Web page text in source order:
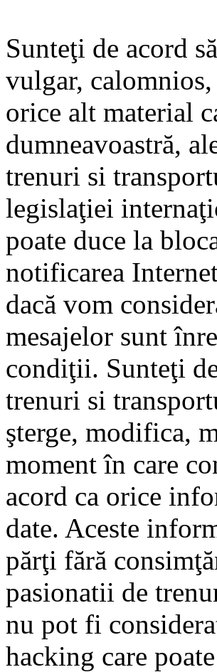
Sunteţi de acord
vulgar, calomnios,
orice alt material
dumneavoastră,
trenuri si
legislaţiei
poate duce la
notificarea
dacă vom
mesajelor sunt
condiţii. Sunteţi
trenuri si
şterge, modifica,
moment în care
acord ca orice
date. Aceste
părţi fără
pasionatii de
nu pot fi
hacking care